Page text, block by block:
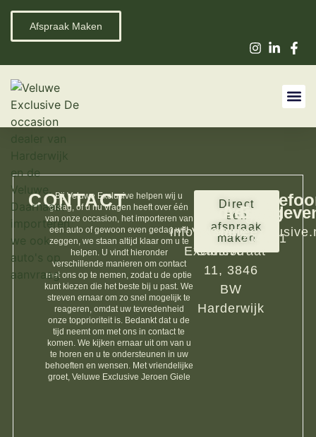
Afspraak Maken
CONTACT
Bij Veluwe Exclusive helpen wij u
graag, of u nu vragen heeft over één
van onze occasion, het importeren van
een auto of gewoon even gedag wilt
zeggen, we staan altijd klaar om u te
helpen. U vindt hieronder
verschillende manieren om contact
met ons op te nemen, zodat u de optie
kunt kiezen die het beste bij u past. We
streven ernaar om zo snel mogelijk te
reageren, omdat uw tevredenheid
onze topprioriteit is. Bedankt dat u de
tijd neemt om met ons in contact te
komen. We kijken ernaar uit om van u
te horen en u te ondersteunen in uw
behoeften en wensen. Met vriendelijke
groet, Veluwe Exclusive Jeroen Giele
Direct
een
afspraak
maken
Veluwe
Exclusive
Adres
Marie
Curiestraat
11, 3846
BW
Harderwijk
Email
0341-
234001